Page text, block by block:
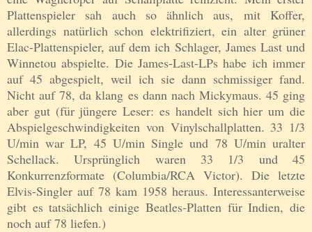
Plattenspieler sah auch so ähnlich aus, mit Koffer,
allerdings natürlich schon elektrifiziert, ein alter grüner
Elac-Plattenspieler, auf dem ich Schlager, James Last und
Winnetou abspielte. Die James-Last-LPs habe ich immer
auf 45 abgespielt, weil ich sie dann schmissiger fand.
Nicht auf 78, da klang es dann nach Mickymaus. 45 ging
aber gut (für jüngere Leser: es handelt sich hier um die
Abspielgeschwindigkeiten von Vinylschallplatten. 33 1/3
U/min war LP, 45 U/min Single und 78 U/min uralter
Schellack. Ursprünglich waren 33 1/3 und 45
Konkurrenzformate (Columbia/RCA Victor). Die letzte
Elvis-Singler auf 78 kam 1958 heraus. Interessanterweise
gibt es tatsächlich einige Beatles-Platten für Indien, die
noch auf 78 liefen.)